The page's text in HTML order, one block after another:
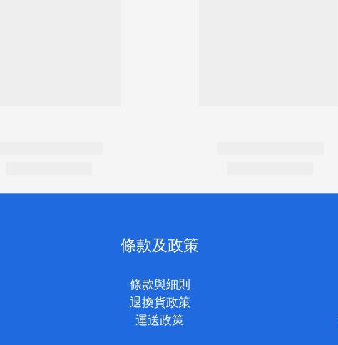
條款及政策
條款與細則
退換貨政策
運送政策